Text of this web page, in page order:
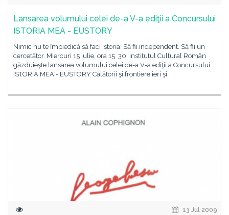
Lansarea volumului celei de-a V-a ediţii a Concursului
ISTORIA MEA - EUSTORY
Nimic nu te împiedică să faci istoria. Să fii independent. Să fii un
cercetător. Miercuri 15 iulie, ora 15. 30, Institutul Cultural Român
găzduieşte lansarea volumului celei de-a V-a ediţii a Concursului
ISTORIA MEA - EUSTORY Călătorii şi frontiere ieri şi
13 Jul 2009